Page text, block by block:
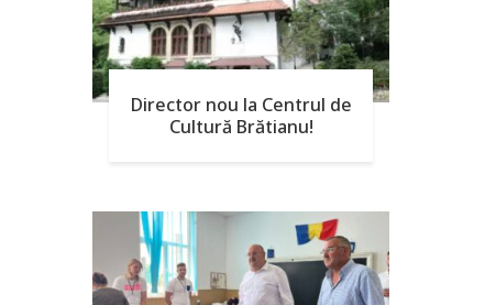
Director nou la Centrul de
Cultură Brătianu!